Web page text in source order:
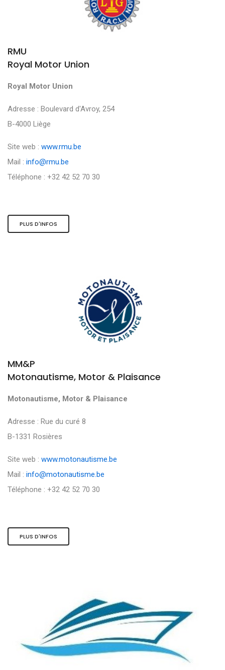
RMU
Royal Motor Union
Royal Motor Union
Adresse : Boulevard d'Avroy, 254
B-4000 Liège
Site web : www.rmu.be
Mail : info@rmu.be
Téléphone : +32 42 52 70 30
PLUS D'INFOS
MM&P
Motonautisme, Motor & Plaisance
Motonautisme, Motor & Plaisance
Adresse : Rue du curé 8
B-1331 Rosières
Site web : www.motonautisme.be
Mail : info@motonautisme.be
Téléphone : +32 42 52 70 30
PLUS D'INFOS